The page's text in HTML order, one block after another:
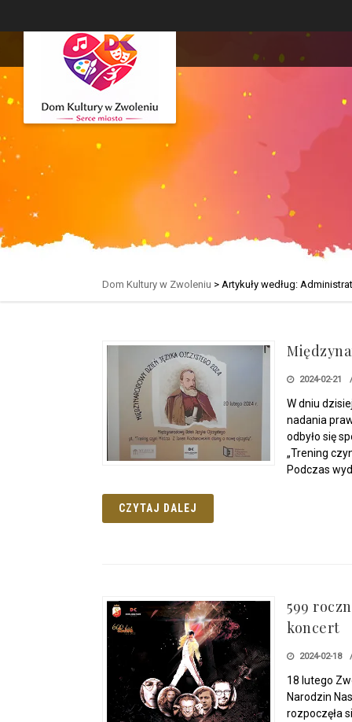
Dom Kultury w Zwoleniu > Artykuły według:
2024-02-21
W dniu
nadania
odbyło się
„Trening
Podczas
CZYTAJ DALEJ
599
koncert
2024-02-18
18 lutego
Narodzin
rozpoczęła